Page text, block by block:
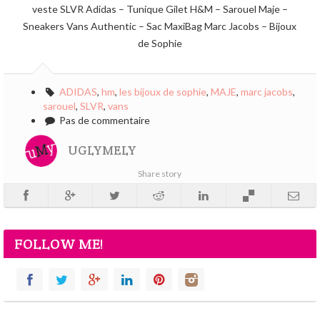
veste SLVR Adidas – Tunique Gilet H&M – Sarouel Maje –
Sneakers Vans Authentic – Sac MaxiBag Marc Jacobs – Bijoux
de Sophie
ADIDAS, hm, les bijoux de sophie, MAJE, marc jacobs,
sarouel, SLVR, vans
Pas de commentaire
UGLYMELY
Share story
FOLLOW ME!